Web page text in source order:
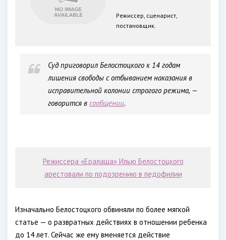
Режиссер, сценарист,
постановщик.
Суд приговорил Белостоцкого к 14 годам
лишения свободы с отбыванием наказания в
исправительной колонии строгого режима, —
говорится в сообщении.
Режиссера «Ералаша» Илью Белостоцкого
арестовали по подозрению в педофилии
Изначально Белостоцкого обвиняли по более мягкой
статье — о развратных действиях в отношении ребенка
до 14 лет. Сейчас же ему вменяется действие